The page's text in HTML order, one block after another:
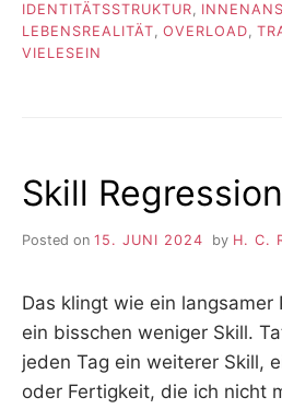
IDENTITÄTSSTRUKTUR,
LEBENSREALITÄT, OVERLOAD,
VIELESEIN
Skill Regression
Posted on 15. JUNI 2024 by H. C.
Das klingt wie ein langsamer
ein bisschen weniger Skill.
jeden Tag ein weiterer Skill,
oder Fertigkeit, die ich nicht